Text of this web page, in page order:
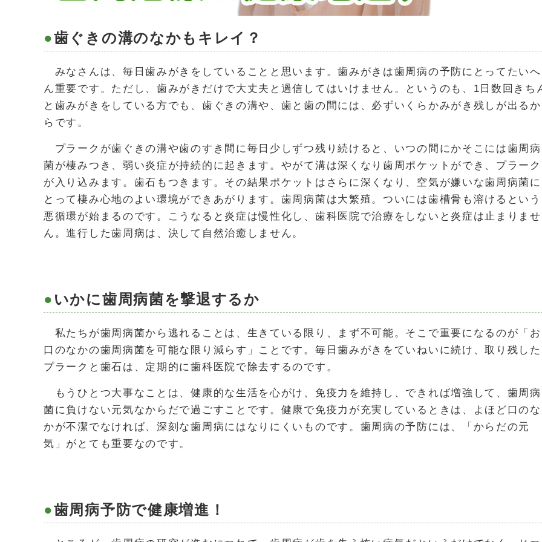
歯ぐきの溝のなかもキレイ？
みなさんは、毎日歯みがきをしていることと思います。歯みがきは歯周病の予防にとってたいへ
ん重要です。ただし、歯みがきだけで大丈夫と過信してはいけません。というのも、1日数回きち
と歯みがきをしている方でも、歯ぐきの溝や、歯と歯の間には、必ずいくらかみがき残しが出るか
らです。
プラークが歯ぐきの溝や歯のすき間に毎日少しずつ残り続けると、いつの間にかそこには歯周病
菌が棲みつき、弱い炎症が持続的に起きます。やがて溝は深くなり歯周ポケットができ、プラーク
が入り込みます。歯石もつきます。その結果ポケットはさらに深くなり、空気が嫌いな歯周病菌に
とって棲み心地のよい環境ができあがります。歯周病菌は大繁殖。ついには歯槽骨も溶けるという
悪循環が始まるのです。こうなると炎症は慢性化し、歯科医院で治療をしないと炎症は止まりませ
ん。進行した歯周病は、決して自然治癒しません。
いかに歯周病菌を撃退するか
私たちが歯周病菌から逃れることは、生きている限り、まず不可能。そこで重要になるのが「お
口のなかの歯周病菌を可能な限り減らす」ことです。毎日歯みがきをていねいに続け、取り残した
プラークと歯石は、定期的に歯科医院で除去するのです。
もうひとつ大事なことは、健康的な生活を心がけ、免疫力を維持し、できれば増強して、歯周病
菌に負けない元気なからだで過ごすことです。健康で免疫力が充実しているときは、よほど口のな
かが不潔でなければ、深刻な歯周病にはなりにくいものです。歯周病の予防には、「からだの元
気」がとても重要なのです。
歯周病予防で健康増進！